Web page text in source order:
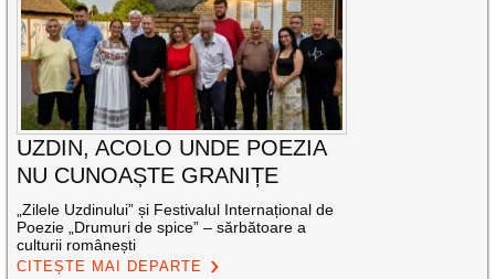
UZDIN, ACOLO UNDE POEZIA
NU CUNOAȘTE GRANIȚE
„Zilele Uzdinului” și Festivalul Internațional de
Poezie „Drumuri de spice” – sărbătoare a
culturii românești
CITEȘTE MAI DEPARTE